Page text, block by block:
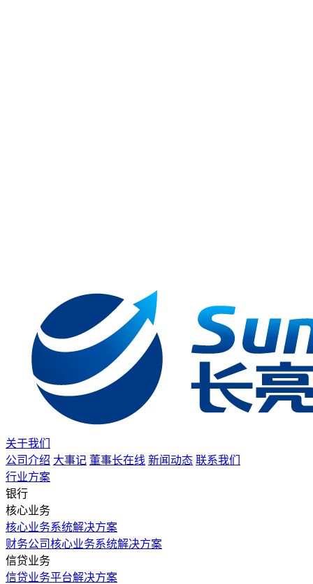
关于我们
公司介绍 大事记 董事长在线 新闻动态 联系我们
行业方案
银行
核心业务
核心业务系统解决方案
财务公司核心业务系统解决方案
信贷业务
信贷业务平台解决方案